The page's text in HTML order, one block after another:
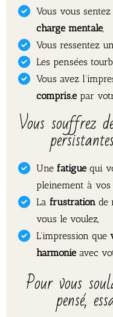
Vous vous
charge mentale,
Vous ressentez
Les pensées
Vous avez
compris.epar
Vous souffrez
Une fatigue qui
pleinement à vos
La frustration de
vous le voulez,
L’impression que
harmonieavec
Pour vous
pensé,